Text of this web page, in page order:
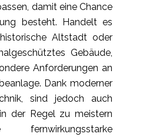
damit eine Chance
besteht. Handelt es
Altstadt oder
Gebäude,
Anforderungen an
Dank moderner
sind jedoch auch
der Regel zu meistern